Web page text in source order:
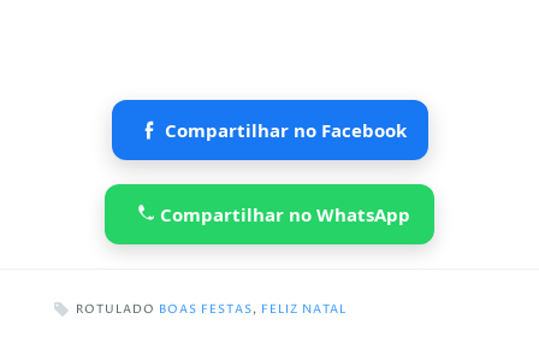
Compartilhar no Facebook
Compartilhar no WhatsApp
ROTULADO BOAS FESTAS, FELIZ NATAL